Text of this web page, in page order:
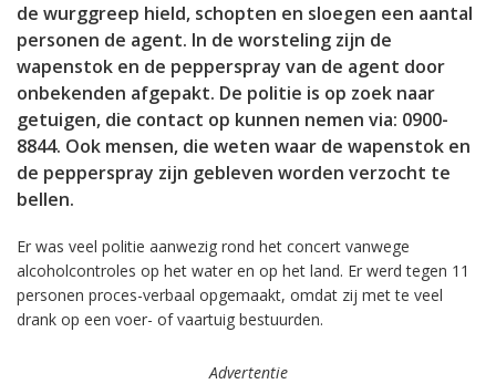
de wurggreep hield, schopten en sloegen een aantal
personen de agent. In de worsteling zijn de
wapenstok en de pepperspray van de agent door
onbekenden afgepakt. De politie is op zoek naar
getuigen, die contact op kunnen nemen via: 0900-
8844. Ook mensen, die weten waar de wapenstok en
de pepperspray zijn gebleven worden verzocht te
bellen.
Er was veel politie aanwezig rond het concert vanwege
alcoholcontroles op het water en op het land. Er werd tegen 11
personen proces-verbaal opgemaakt, omdat zij met te veel
drank op een voer- of vaartuig bestuurden.
Advertentie